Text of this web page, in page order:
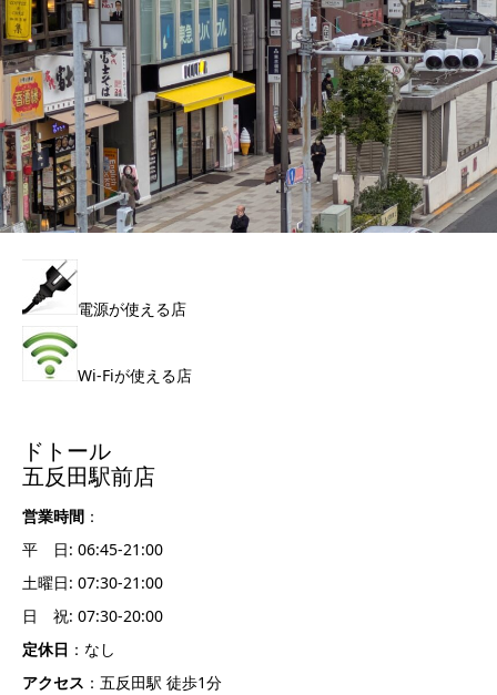
電源が使える店
Wi-Fiが使える店
ドトール
五反田駅前店
営業時間 ：
平 日: 06:45-21:00
土曜日: 07:30-21:00
日 祝: 07:30-20:00
定休日 ：なし
アクセス ：五反田駅 徒歩1分